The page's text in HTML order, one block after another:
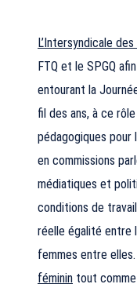
L’Intersyndicale
FTQ et le SPGQ
entourant la
fil des ans, à ce
pédagogiques pour
en commissions
médiatiques et
conditions de
réelle égalité entre
femmes entre elles.
féminin tout